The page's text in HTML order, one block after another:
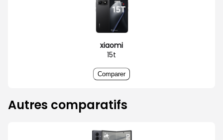
xiaomi
15t
Comparer
Autres comparatifs